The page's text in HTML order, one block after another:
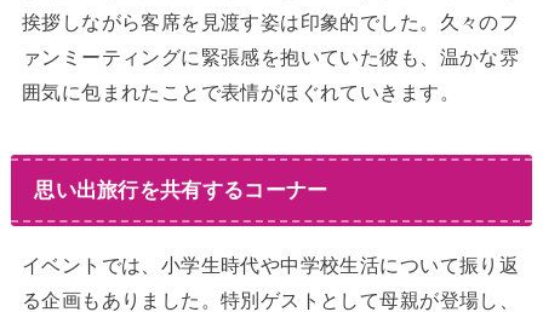
挨拶しながら客席を見渡す姿は印象的でした。久々のフ
ァンミーティングに緊張感を抱いていた彼も、温かな雰
囲気に包まれたことで表情がほぐれていきます。
思い出旅行を共有するコーナー
イベントでは、小学生時代や中学校生活について振り返
る企画もありました。特別ゲストとして母親が登場し、